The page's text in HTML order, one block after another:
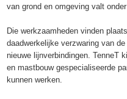
van grond en omgeving valt
Die werkzaamheden vinden
daadwerkelijke verzwaring van
nieuwe lijnverbindingen. TenneT
en mastbouw gespecialiseerde
kunnen werken.